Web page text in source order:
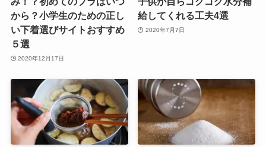
から？小学生のための正し
い下着選びサイトおすすめ
５選
2020年12月17日
給してくれる工夫4選
2020年7月7日